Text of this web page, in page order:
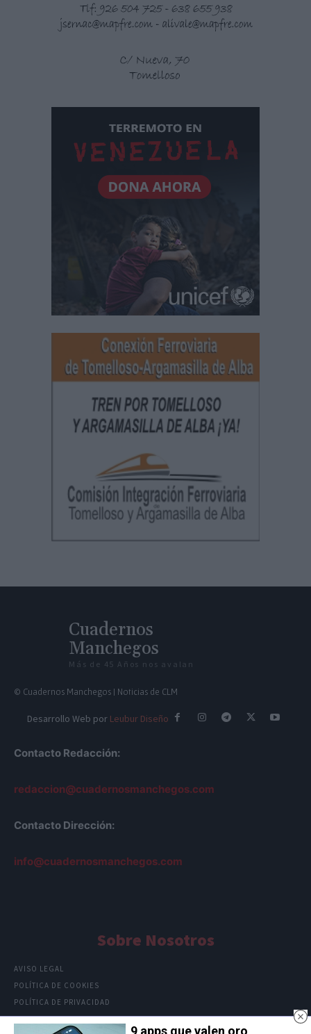
Cuadernos
Manchegos
Más de 45 Años nos avalan
© Cuadernos Manchegos | Noticias de CLM
Desarrollo Web por Leubur Diseño
Contacto Redacción:
redaccion@cuadernosmanchegos.com
Contacto Dirección:
info@cuadernosmanchegos.com
Sobre Nosotros
AVISO LEGAL
POLÍTICA DE COOKIES
POLÍTICA DE PRIVACIDAD
9 apps que valen oro